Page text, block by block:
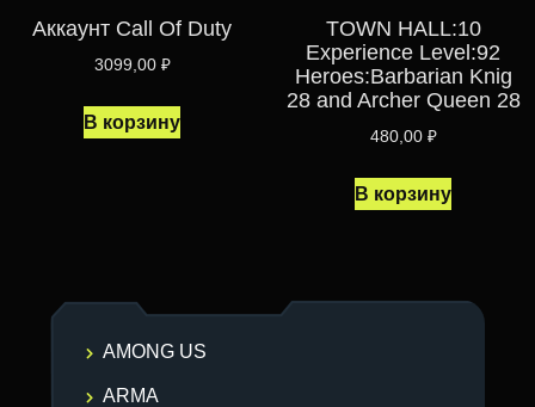
Аккаунт Call Of Duty
3099,00 ₽
В корзину
TOWN HALL:10
Experience Level:92
Heroes:Barbarian Knig
28 and Archer Queen 28
480,00 ₽
В корзину
AMONG US
ARMA